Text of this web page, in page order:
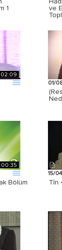
1
ve
01/
Bölüm
15/
Tîn